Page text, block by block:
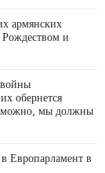
армянских
Рождеством и
обернется
мы должны
Европарламент в